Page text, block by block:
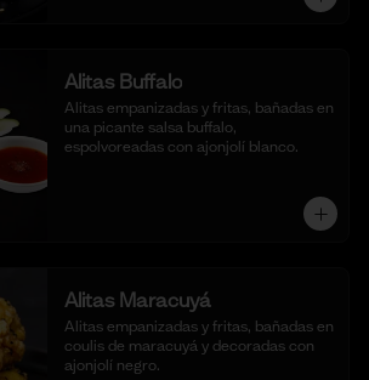
Alitas Buffalo
Alitas empanizadas y fritas, bañadas en
una picante salsa buffalo,
espolvoreadas con ajonjolí blanco.
Alitas Maracuyá
Alitas empanizadas y fritas, bañadas en
coulis de maracuyá y decoradas con
ajonjolí negro.